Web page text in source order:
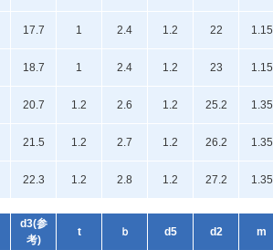
17.7 1 2.4 1.2 22 1.15
18.7 1 2.4 1.2 23 1.15
20.7 1.2 2.6 1.2 25.2 1.35
21.5 1.2 2.7 1.2 26.2 1.35
22.3 1.2 2.8 1.2 27.2 1.35
d3(参
考)
t ｂ d5 d2 m